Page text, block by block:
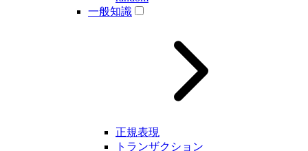
一般知識
正規表現
トランザクション